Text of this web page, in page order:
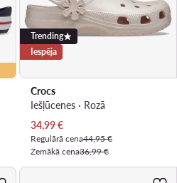
Trending
Iespēja
Crocs
Iešļūcenes · Rozā
Pašreizējā cena
34,99€
Regulārā cena44,95 €
Zemākā cena36,99 €